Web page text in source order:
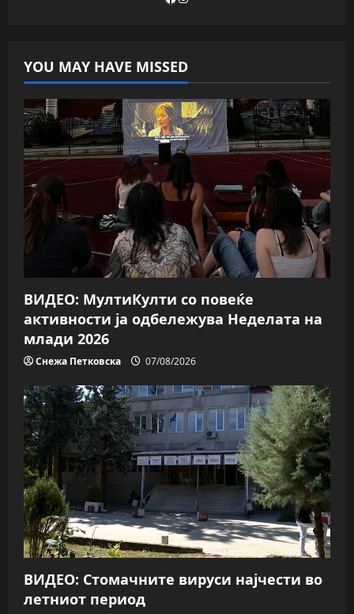
YOU MAY HAVE MISSED
ВИДЕО: МултиКулти со повеќе
активности ја одбележува Неделата на
млади 2026
Снежа Петковска 07/08/2026
ВИДЕО: Стомачните вируси најчести во
летниот период